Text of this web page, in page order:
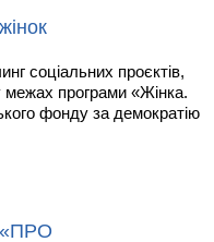
соціальних проєктів,
межах програми «Жінка.
фонду за демократію
«ПРО